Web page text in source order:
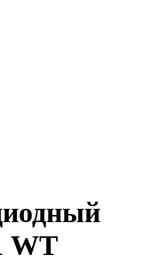
WT